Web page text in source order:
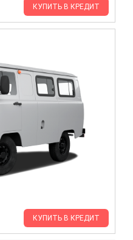
КУПИТЬ В КРЕДИТ
КУПИТЬ В КРЕДИТ